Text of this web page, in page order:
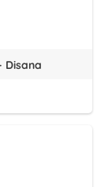
Disana